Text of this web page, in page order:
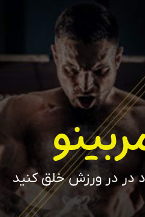
در در ورزش خلق کنید